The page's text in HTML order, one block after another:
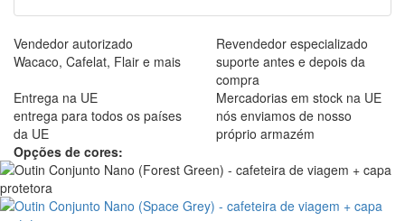
Vendedor autorizado
Wacaco, Cafelat, Flair e mais
Revendedor especializado
suporte antes e depois da
compra
Entrega na UE
entrega para todos os países
da UE
Mercadorias em stock na UE
nós enviamos de nosso
próprio armazém
Opções de cores: